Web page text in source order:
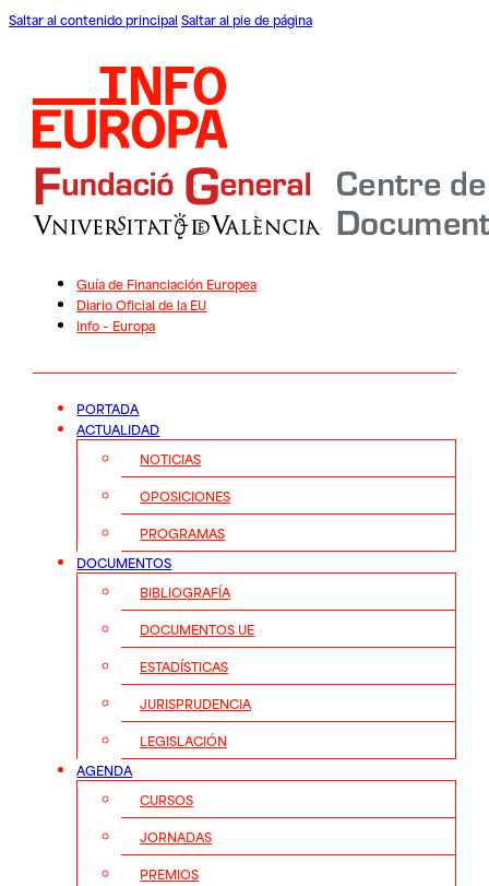
Saltar al contenido principal Saltar al pie de página
Guía de Financiación Europea
Diario Oficial de la EU
Info – Europa
PORTADA
ACTUALIDAD
NOTICIAS
OPOSICIONES
PROGRAMAS
DOCUMENTOS
BIBLIOGRAFÍA
DOCUMENTOS UE
ESTADÍSTICAS
JURISPRUDENCIA
LEGISLACIÓN
AGENDA
CURSOS
JORNADAS
PREMIOS